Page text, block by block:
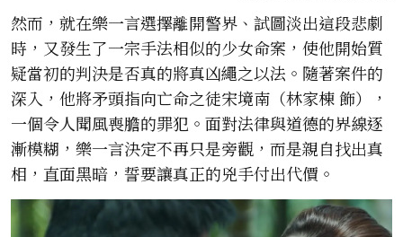
然而，就在樂一言選擇離開警界、試圖淡出這段悲劇
時，又發生了一宗手法相似的少女命案，使他開始質
疑當初的判決是否真的將真凶繩之以法。隨著案件的
深入，他將矛頭指向亡命之徒宋境南（林家棟 飾），
一個令人聞風喪膽的罪犯。面對法律與道德的界線逐
漸模糊，樂一言決定不再只是旁觀，而是親自找出真
相，直面黑暗，誓要讓真正的兇手付出代價。